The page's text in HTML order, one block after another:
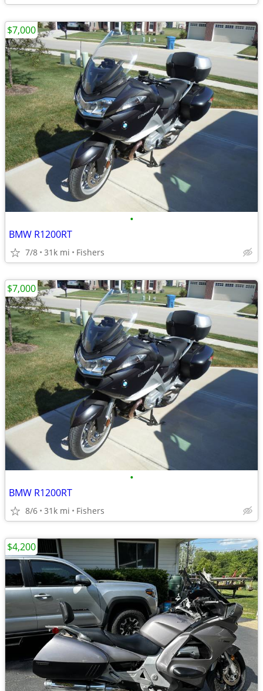
•
BMW R1200RT
7/8 31k mi Fishers
$7,000
•
BMW R1200RT
8/6 31k mi Fishers
$7,000
$4,200